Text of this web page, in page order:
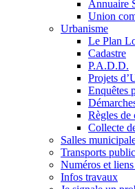
Annuaire
Union
Urbanisme
Le Plan
Cadastre
P.A.D.D.
Projets
Enquêtes
Règles de
Collecte
Salles
Transports
Numéros et
Infos travaux